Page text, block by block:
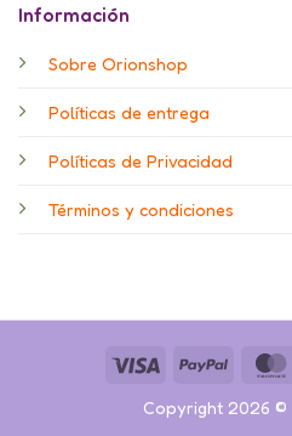
Información
Sobre Orionshop
Políticas de entrega
Políticas de Privacidad
Términos y condiciones
Visa PayPal
Copyright 2026 ©